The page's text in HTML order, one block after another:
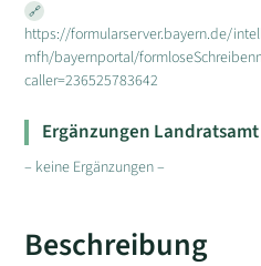
https://formularserver.bayern.de/
mfh/bayernportal/
caller=236525783642
Ergänzungen
– keine Ergänzungen –
Beschreibung